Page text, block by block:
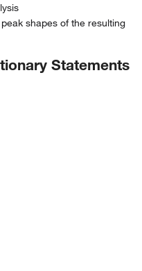
shapes of the resulting
Statements